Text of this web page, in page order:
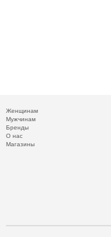
Женщинам
Мужчинам
Бренды
О нас
Магазины